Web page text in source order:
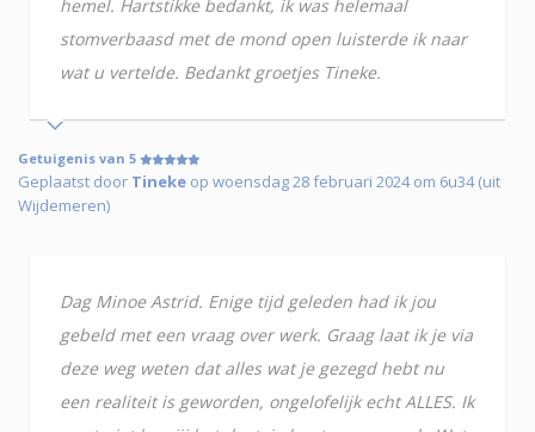
hemel. Hartstikke bedankt, ik was helemaal
stomverbaasd met de mond open luisterde ik naar
wat u vertelde. Bedankt groetjes Tineke.
Getuigenis van 5
Geplaatst door Tineke op woensdag 28 februari 2024 om 6u34 (uit
Wijdemeren)
Dag Minoe Astrid. Enige tijd geleden had ik jou
gebeld met een vraag over werk. Graag laat ik je via
deze weg weten dat alles wat je gezegd hebt nu
een realiteit is geworden, ongelofelijk echt ALLES. Ik